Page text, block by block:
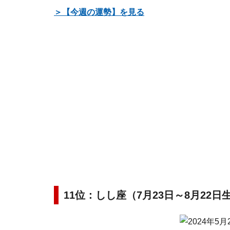
＞【今週の運勢】を見る
11位：しし座（7月23日～8月22日